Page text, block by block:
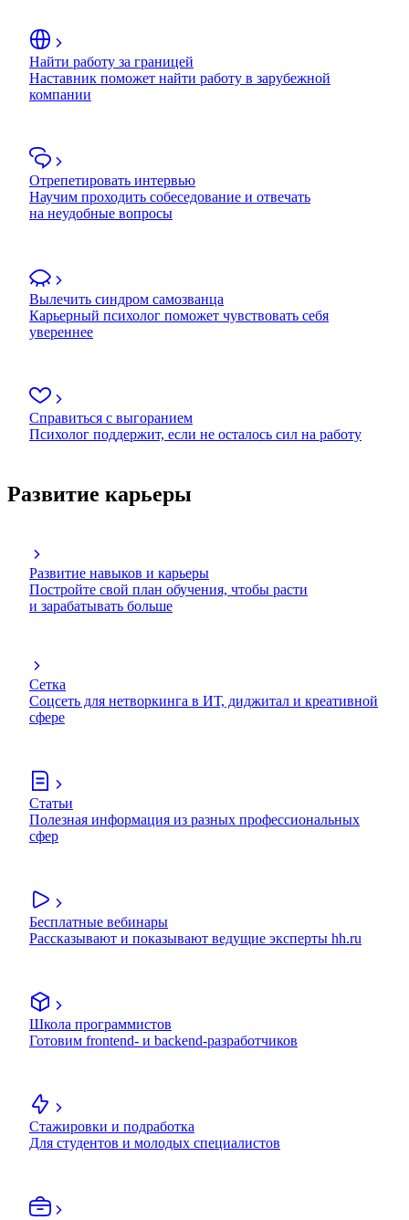
Найти работу за границей
Наставник поможет найти работу в зарубежной
компании
Отрепетировать интервью
Научим проходить собеседование и отвечать
на неудобные вопросы
Вылечить синдром самозванца
Карьерный психолог поможет чувствовать себя
увереннее
Справиться с выгоранием
Психолог поддержит, если не осталось сил на работу
Развитие карьеры
Развитие навыков и карьеры
Постройте свой план обучения, чтобы расти
и зарабатывать больше
Сетка
Соцсеть для нетворкинга в ИТ, диджитал и креативной
сфере
Статьи
Полезная информация из разных профессиональных
сфер
Бесплатные вебинары
Рассказывают и показывают ведущие эксперты hh.ru
Школа программистов
Готовим frontend- и backend-разработчиков
Стажировки и подработка
Для студентов и молодых специалистов